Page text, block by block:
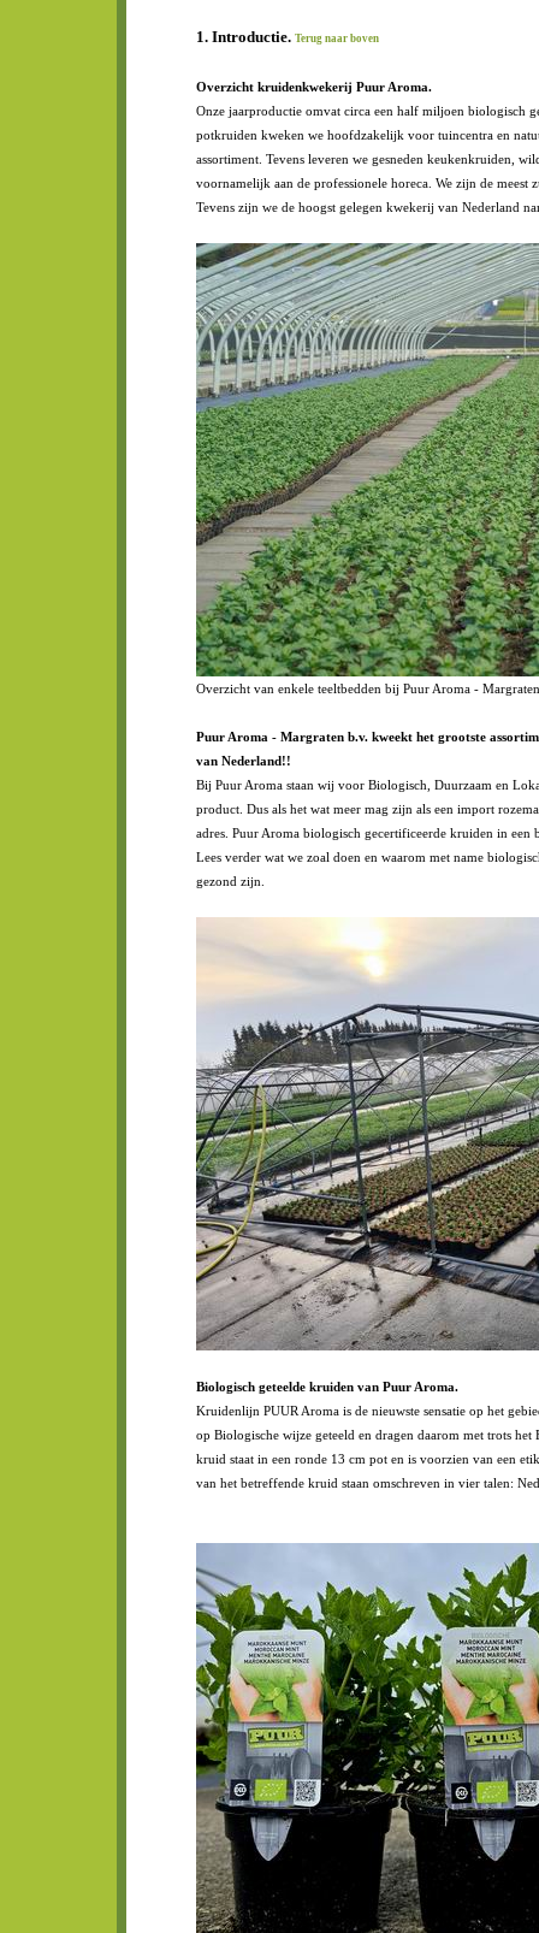
1. Introductie. Terug naar boven
Overzicht kruidenkwekerij Puur Aroma.
Onze jaarproductie omvat circa een half miljoen biologisch
potkruiden kweken we hoofdzakelijk voor tuincentra en
assortiment. Tevens leveren we gesneden keukenkruiden,
voornamelijk aan de professionele horeca. We zijn de
Tevens zijn we de hoogst gelegen kwekerij van Nederland
Overzicht van enkele teeltbedden bij Puur Aroma -
Puur Aroma - Margraten b.v. kweekt het grootste
van Nederland!!
Bij Puur Aroma staan wij voor Biologisch, Duurzaam en
product. Dus als het wat meer mag zijn als een import
adres. Puur Aroma biologisch gecertificeerde kruiden in een
Lees verder wat we zoal doen en waarom met name
gezond zijn.
Biologisch geteelde kruiden van Puur Aroma.
Kruidenlijn PUUR Aroma is de nieuwste sensatie op het
op Biologische wijze geteeld en dragen daarom met trots
kruid staat in een ronde 13 cm pot en is voorzien van een
van het betreffende kruid staan omschreven in vier talen: